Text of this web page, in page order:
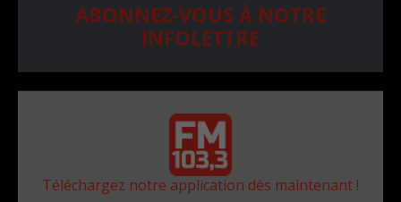
ABONNEZ-VOUS À NOTRE
INFOLETTRE
Téléchargez notre application dès maintenant !